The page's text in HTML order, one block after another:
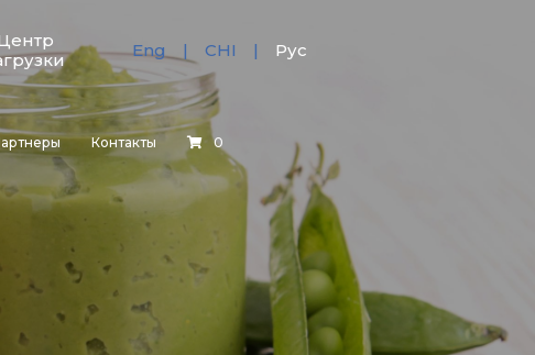
Eng CHI Рус
Контакты 0